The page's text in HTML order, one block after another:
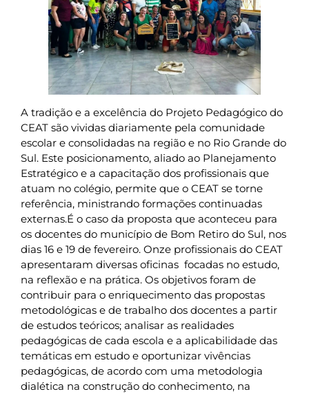
A tradição e a excelência do Projeto Pedagógico do
CEAT são vividas diariamente pela comunidade
escolar e consolidadas na região e no Rio Grande do
Sul. Este posicionamento, aliado ao Planejamento
Estratégico e a capacitação dos profissionais que
atuam no colégio, permite que o CEAT se torne
referência, ministrando formações continuadas
externas.É o caso da proposta que aconteceu para
os docentes do município de Bom Retiro do Sul, nos
dias 16 e 19 de fevereiro. Onze profissionais do CEAT
apresentaram diversas oficinas focadas no estudo,
na reflexão e na prática. Os objetivos foram de
contribuir para o enriquecimento das propostas
metodológicas e de trabalho dos docentes a partir
de estudos teóricos; analisar as realidades
pedagógicas de cada escola e a aplicabilidade das
temáticas em estudo e oportunizar vivências
pedagógicas, de acordo com uma metodologia
dialética na construção do conhecimento, na